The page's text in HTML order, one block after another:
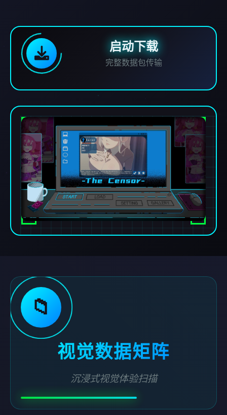
启动下载
完整数据包传输
📁
视觉数据矩阵
沉浸式视觉体验扫描